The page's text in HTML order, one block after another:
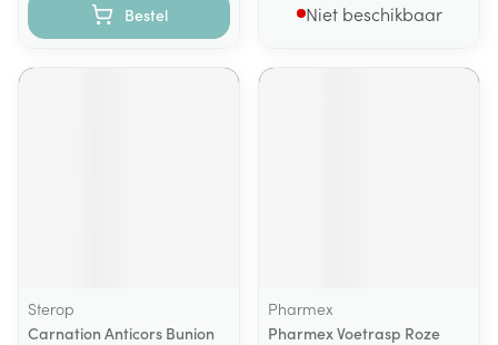
Bestel Niet beschikbaar
Sterop
Carnation Anticors Bunion
Pharmex
Pharmex Voetrasp Roze